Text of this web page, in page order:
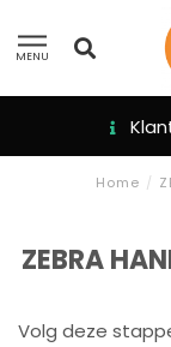
MENU
Home /
ZEBRA
Volg deze